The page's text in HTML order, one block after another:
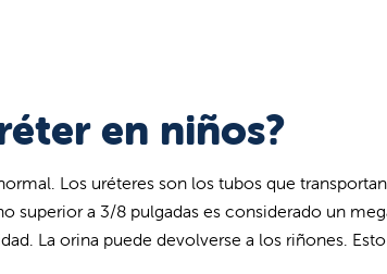
en niños?
Los uréteres son los tubos que
superior a 3/8 pulgadas es considerado un
La orina puede devolverse a los riñones.